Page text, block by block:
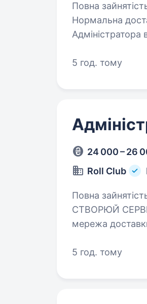
Повна зайнятість. Адміністрар нормальної доставки їжі «LА П'ЄЦ»
Нормальна
Адміністратора
5 год. тому
24 000 – 26
Roll Club
Повна зайнятість. Адміністратор закладу доставки У ROLL
СТВОРЮЙ
мережа
5 год. тому